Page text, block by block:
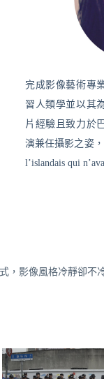
完成影像藝術專
習人類學並以其
片經驗且致力於
演兼任攝影之姿
l’islandais qui
，影像風格冷靜卻不